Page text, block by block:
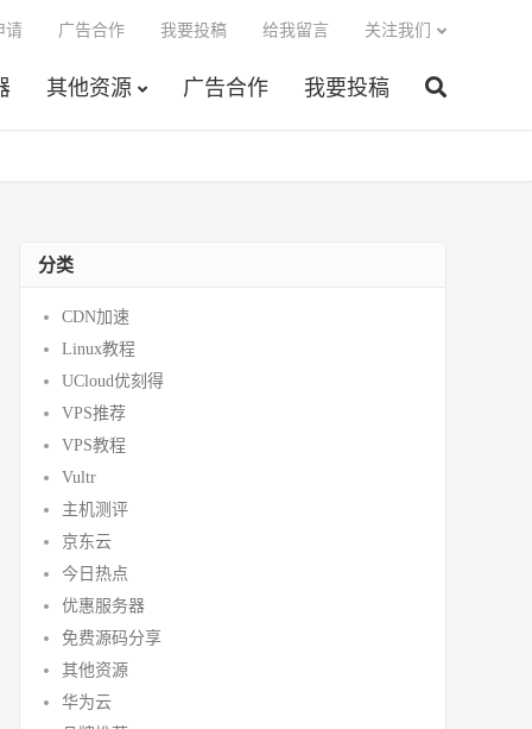
其他资源 广告合作 我要投稿
请 广告合作 我要投稿 给我留言 关注我们
分类
CDN加速
Linux教程
UCloud优刻得
VPS推荐
VPS教程
Vultr
主机测评
京东云
今日热点
优惠服务器
免费源码分享
其他资源
华为云